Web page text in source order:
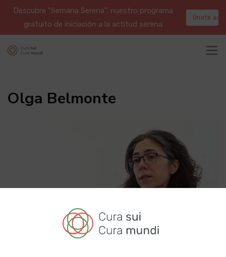
Descubre "Semana Serena", nuestro programa
gratuito de iniciación a la actitud serena
Únete aquí
Olga Belmonte